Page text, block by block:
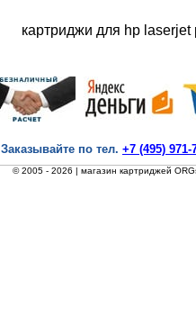
картриджи для hp laserjet
Заказывайте по тел. +7 (495) 971-
© 2005 - 2026 | магазин картриджей